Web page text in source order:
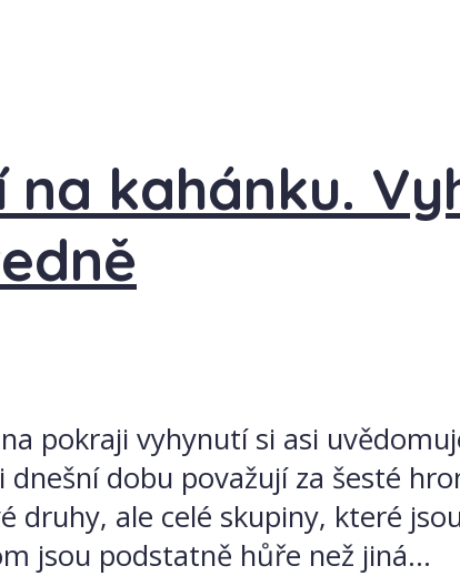
kahánku.
pokraji vyhynutí si asi
dnešní dobu považují za šesté
druhy, ale celé skupiny, které
jsou podstatně hůře než jiná...